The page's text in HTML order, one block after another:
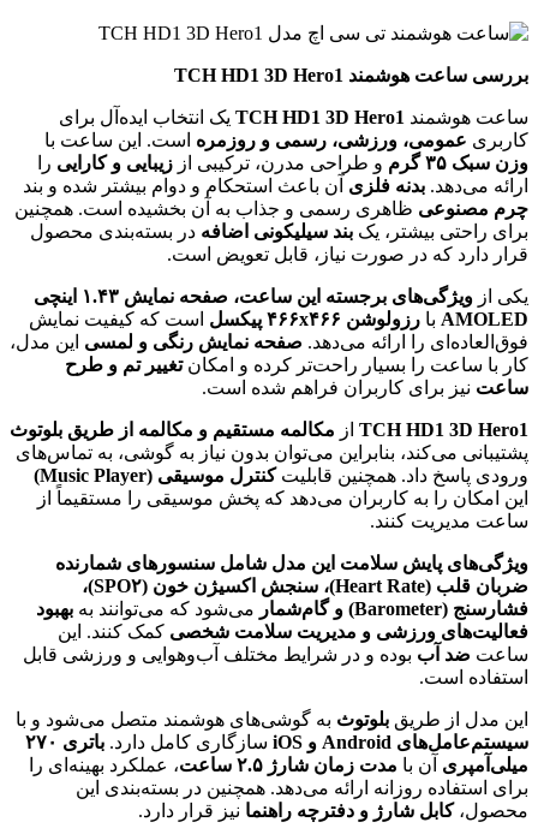
بررسی ساعت هوشمند TCH HD1 3D Hero1
ساعت هوشمند TCH HD1 3D Hero1 یک انتخاب ایده‌آل برای
کاربری عمومی، ورزشی، رسمی و روزمره است. این ساعت با
وزن سبک ۳۵ گرم
و طراحی مدرن، ترکیبی از زیبایی و کارایی را
ارائه می‌دهد. بدنه فلزی آن باعث استحکام و دوام بیشتر شده و بند
چرم مصنوعی ظاهری رسمی و جذاب به آن بخشیده است. همچنین
برای راحتی بیشتر، یک بند سیلیکونی اضافه در بسته‌بندی محصول
قرار دارد که در صورت نیاز، قابل تعویض است.
یکی از
ویژگی‌های برجسته این ساعت، صفحه نمایش ۱.۴۳ اینچی
AMOLED با رزولوشن ۴۶۶x۴۶۶ پیکسل
است که کیفیت نمایش
فوق‌العاده‌ای را ارائه می‌دهد. صفحه نمایش رنگی و لمسی این مدل،
کار با ساعت را بسیار راحت‌تر کرده و امکانتغییر تم و طرح
ساعت نیز برای کاربران فراهم شده است.
TCH HD1 3D Hero1 از مکالمه مستقیم و مکالمه از طریق بلوتوث
پشتیبانی می‌کند، بنابراین می‌توان بدون نیاز به گوشی، به تماس‌های
ورودی پاسخ داد. همچنین قابلیتکنترل موسیقی (Music Player)
این امکان را به کاربران می‌دهد که پخش موسیقی را مستقیماً از
ساعت مدیریت کنند.
ویژگی‌های پایش سلامت این مدل شامل سنسورهای شمارنده
ضربان قلب (Heart Rate)، سنجش اکسیژن خون (SPO۲)،
فشارسنج (Barometer) و گام‌شمار
می‌شود که می‌توانند به بهبود
فعالیت‌های ورزشی و مدیریت سلامت شخصی کمک کنند. این
ساعت ضد آب بوده و در شرایط مختلف آب‌وهوایی و ورزشی قابل
استفاده است.
این مدل از طریق بلوتوث به گوشی‌های هوشمند متصل می‌شود و با
سیستم‌عامل‌های Android و iOS
سازگاری کامل دارد.
باتری ۲۷۰
میلی‌آمپری آن با مدت زمان شارژ ۲.۵ ساعت
، عملکرد بهینه‌ای را
برای استفاده روزانه ارائه می‌دهد. همچنین در بسته‌بندی این
محصول،کابل شارژ و دفترچه راهنما نیز قرار دارد.